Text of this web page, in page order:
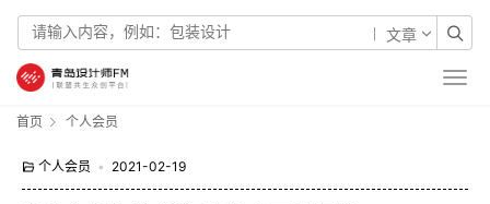
文章
首页 个人会员
个人会员 • 2021-02-19